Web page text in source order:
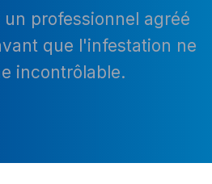
professionnel agréé
que l'infestation ne
incontrôlable.